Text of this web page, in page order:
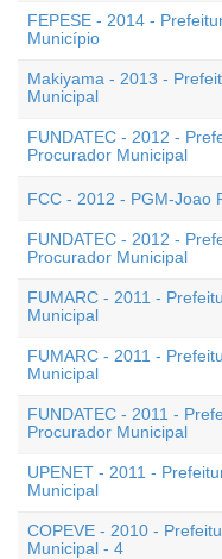
FEPESE - 2014 -
Município
Makiyama - 2013 -
Municipal
FUNDATEC - 2012 -
Procurador Municipal
FCC - 2012 - PGM-Joao
FUNDATEC - 2012 -
Procurador Municipal
FUMARC - 2011 -
Municipal
FUMARC - 2011 -
Municipal
FUNDATEC - 2011 -
Procurador Municipal
UPENET - 2011 -
Municipal
COPEVE - 2010 -
Municipal - 4